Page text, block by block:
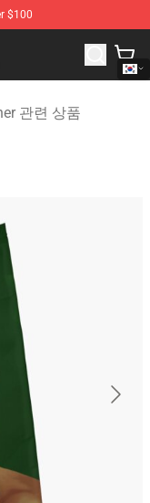
$100
Conner Merchandise
관련 상품